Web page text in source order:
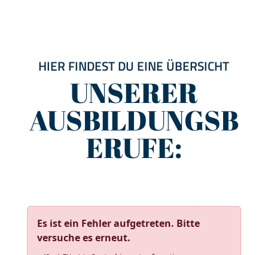
HIER FINDEST DU EINE ÜBERSICHT
UNSERER
AUSBILDUNGSB
ERUFE:
Es ist ein Fehler aufgetreten. Bitte
versuche es erneut.